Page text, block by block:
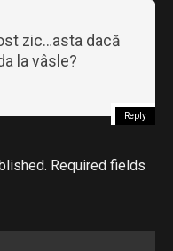
zic…asta dacă
la vâsle?
Reply
Required fields